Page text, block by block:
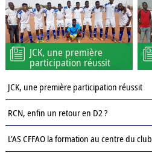
JCK, une première
participation réussit
JCK, une première participation réussit
RCN, enfin un retour en D2 ?
L’AS CFFAO la formation au centre du club